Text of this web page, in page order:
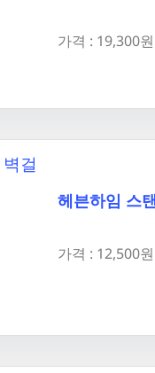
가격 : 19,300원
헤븐하임 스
가격 : 12,500원